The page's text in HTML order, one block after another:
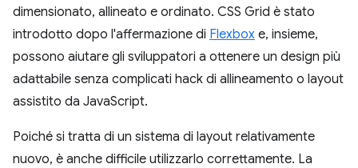
dimensionato, allineato e ordinato. CSS Grid è stato
introdotto dopo l'affermazione di Flexbox e, insieme,
possono aiutare gli sviluppatori a ottenere un design più
adattabile senza complicati hack di allineamento o layout
assistito da JavaScript.
Poiché si tratta di un sistema di layout relativamente
nuovo, è anche difficile utilizzarlo correttamente. La